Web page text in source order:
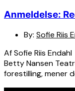
Anmeldelse:
By: Sofie Riis
Af Sofie Riis
Betty Nansen
forestilling, mener